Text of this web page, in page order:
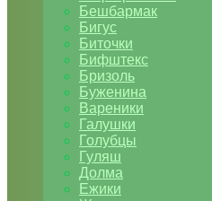
Бешбармак
Бигус
Биточки
Бифштекс
Бризоль
Буженина
Вареники
Галушки
Голубцы
Гуляш
Долма
Ежики